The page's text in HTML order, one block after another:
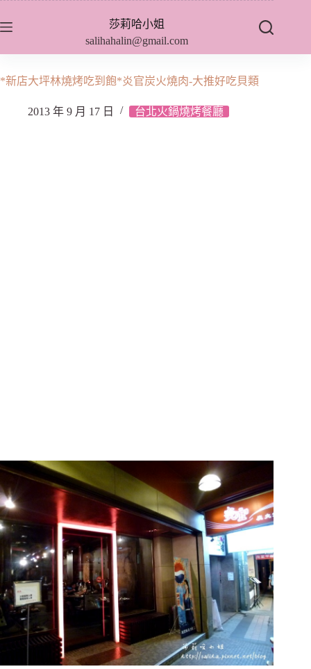
至
內
莎莉哈小姐
salihahalin@gmail.com
*新店大坪林燒烤吃到飽*炎官炭火燒肉-大推好吃貝類
2013 年 9 月 17 日 台北火鍋燒烤餐廳